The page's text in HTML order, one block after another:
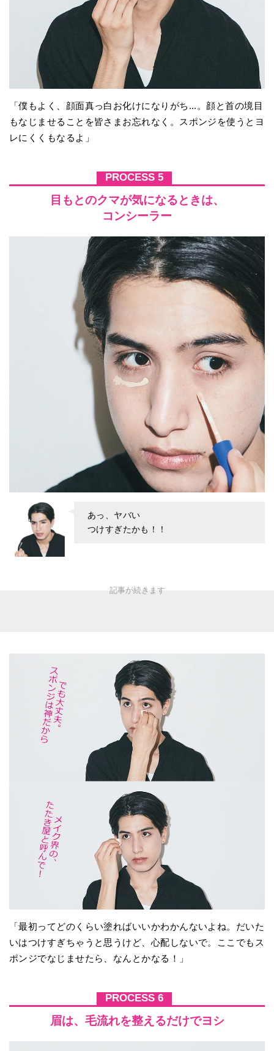
「僕もよく、顔面真っ白お化けになりがち...。顔と首の境目
もなじませることを皆さまお忘れなく。スポンジを使うとヨ
レにくくもなるよ」
PROCESS 5
目もとのクマが気になるときは、
コンシーラー
あっ、ヤバい
つけすぎたかも！！
「最初ってどのくらい塗ればいいかわかんないよね。だいた
いはつけすぎちゃうと思うけど、心配しないで。ここでもス
ポンジでなじませたら、なんとかなる！」
PROCESS 6
眉は、毛流れを整えるだけでヨシ